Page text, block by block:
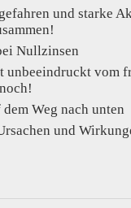
und starke
Nullzinsen
unbeeindruckt vom
Weg nach unten
und